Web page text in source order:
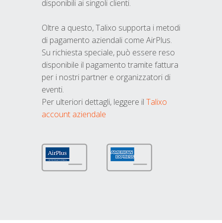
disponibili ai singoli clienti.
Oltre a questo, Talixo supporta i metodi
di pagamento aziendali come AirPlus.
Su richiesta speciale, può essere reso
disponibile il pagamento tramite fattura
per i nostri partner e organizzatori di
eventi.
Per ulteriori dettagli, leggere il Talixo
account aziendale